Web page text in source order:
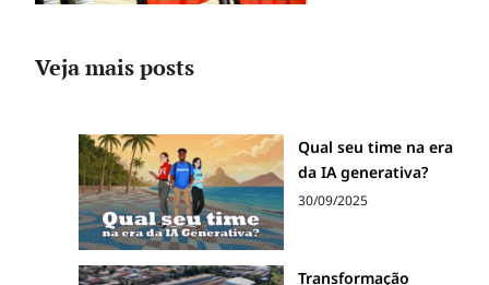
Veja mais posts
Qual seu time na era
da IA generativa?
30/09/2025
Transformação